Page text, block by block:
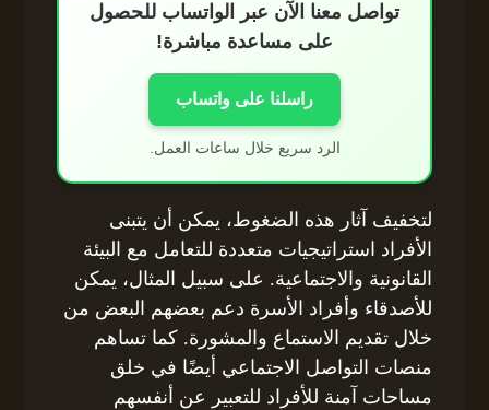
تواصل معنا الآن عبر الواتساب للحصول
على مساعدة مباشرة!
راسلنا على واتساب
الرد سريع خلال ساعات العمل.
لتخفيف آثار هذه الضغوط، يمكن أن يتبنى
الأفراد استراتيجيات متعددة للتعامل مع البيئة
القانونية والاجتماعية. على سبيل المثال، يمكن
للأصدقاء وأفراد الأسرة دعم بعضهم البعض من
خلال تقديم الاستماع والمشورة. كما تساهم
منصات التواصل الاجتماعي أيضًا في خلق
مساحات آمنة للأفراد للتعبير عن أنفسهم